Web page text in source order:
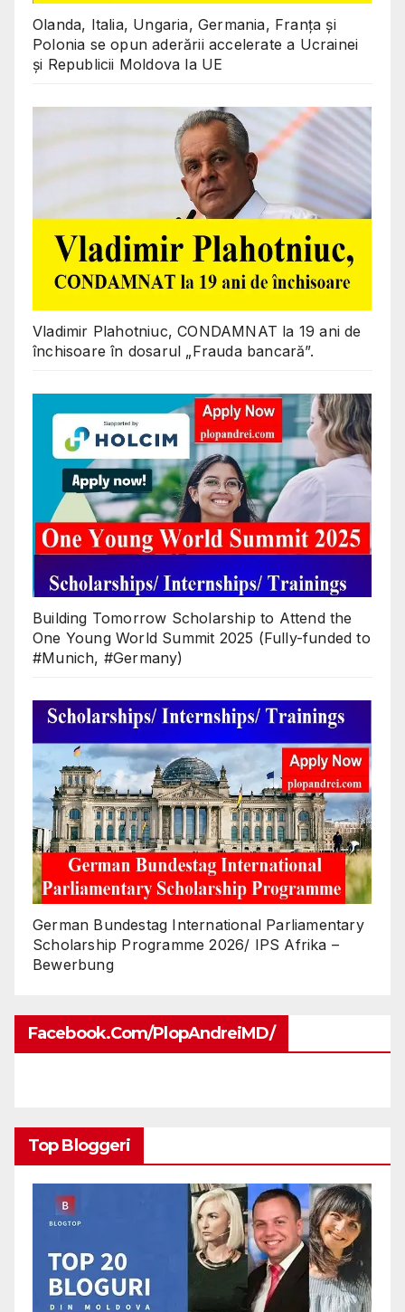
Olanda, Italia, Ungaria, Germania, Franța și
Polonia se opun aderării accelerate a Ucrainei
și Republicii Moldova la UE
Vladimir Plahotniuc, CONDAMNAT la 19 ani de
închisoare în dosarul „Frauda bancară”.
Building Tomorrow Scholarship to Attend the
One Young World Summit 2025 (Fully-funded to
#Munich, #Germany)
German Bundestag International Parliamentary
Scholarship Programme 2026/ IPS Afrika –
Bewerbung
Facebook.com/PlopAndreiMD/
Top Bloggeri